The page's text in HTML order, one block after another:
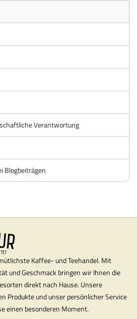
Verantwortung
Blogbeiträgen
Kaffee- und Teehandel. Mit
und Geschmack bringen wir Ihnen die
direkt nach Hause. Unsere
Produkte und unser persönlicher Service
einen besonderen Moment.